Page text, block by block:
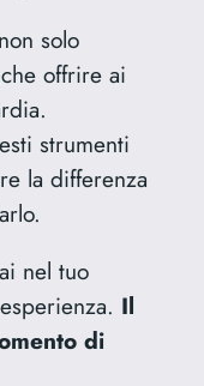
solo
offrire ai
strumenti
la differenza
nel tuo
Il
di